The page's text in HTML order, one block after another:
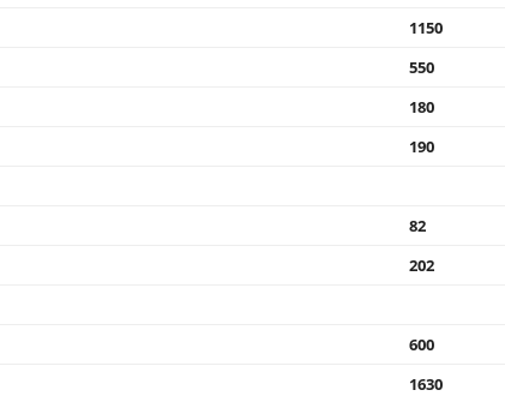
1150
550
180
190
82
202
600
1630